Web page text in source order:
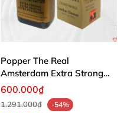
Popper The Real
Amsterdam Extra Strong
30ml
600.000₫
1.291.000₫
-54%